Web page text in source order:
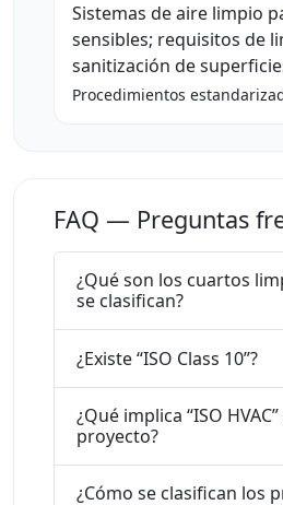
Sistemas de aire limpio
sensibles; requisitos de
sanitización de
Procedimientos
FAQ — Preguntas
¿Qué son los cuartos
se clasifican?
¿Existe “ISO Class 10”?
¿Qué implica “ISO
proyecto?
¿Cómo se clasifican los